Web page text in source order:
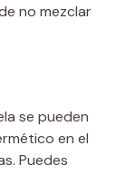
no mezclar
se pueden
en el
Puedes